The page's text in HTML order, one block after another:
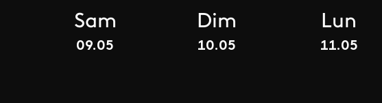
Sam
09.05
Dim
10.05
Lun
11.05